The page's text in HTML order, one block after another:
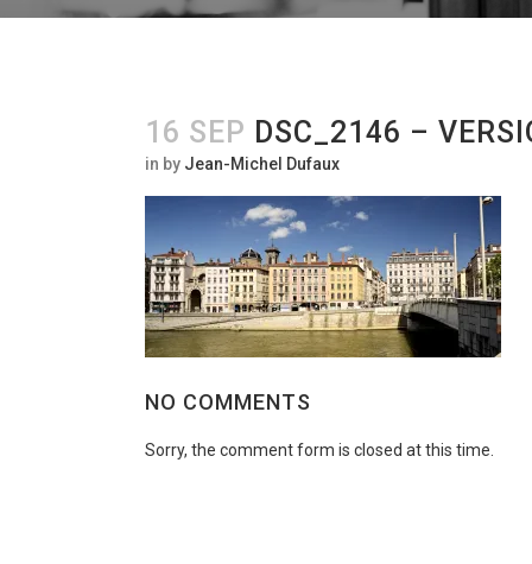
16 SEP DSC_2146 –
in by Jean-Michel Dufaux
NO COMMENTS
Sorry, the comment form is closed at this time.